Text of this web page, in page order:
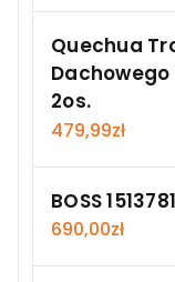
Quechua
Dachowego
2os.
479,99zł
BOSS 1513781
690,00zł